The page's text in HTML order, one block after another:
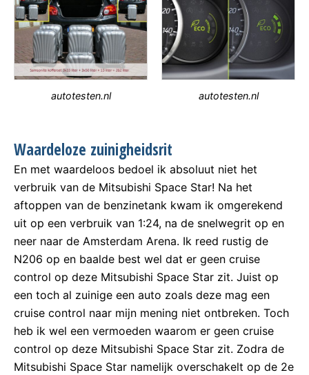
autotesten.nl autotesten.nl
Waardeloze zuinigheidsrit
En met waardeloos bedoel ik absoluut niet het
verbruik van de Mitsubishi Space Star! Na het
aftoppen van de benzinetank kwam ik omgerekend
uit op een verbruik van 1:24, na de snelwegrit op en
neer naar de Amsterdam Arena. Ik reed rustig de
N206 op en baalde best wel dat er geen cruise
control op deze Mitsubishi Space Star zit. Juist op
een toch al zuinige een auto zoals deze mag een
cruise control naar mijn mening niet ontbreken. Toch
heb ik wel een vermoeden waarom er geen cruise
control op deze Mitsubishi Space Star zit. Zodra de
Mitsubishi Space Star namelijk overschakelt op de 2e